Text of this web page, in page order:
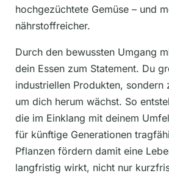
hochgezüchtete Gemüse – und
nährstoffreicher.
Durch den bewussten Umgang
dein Essen zum Statement. Du
industriellen Produkten, sondern
um dich herum wächst. So
die im Einklang mit deinem
für künftige Generationen
Pflanzen fördern damit eine
langfristig wirkt, nicht nur